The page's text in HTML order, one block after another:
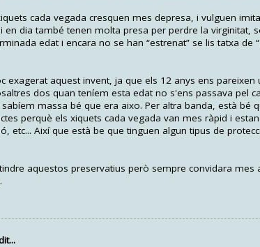
cada vegada cresquen mes depresa, i vulguen
en dia també tenen molta presa per perdre la virginitat,
edat i encara no se han “estrenat” se lis tatxa de
exagerat aquest invent, ja que els 12 anys ens pareixen
dos quan teníem esta edat no s'ens passava pel
massa bé que era aixo. Per altra banda, està bé
perquè els xiquets cada vegada van mes ràpid i
etc... Així que està be que tinguen algun tipus de
aquestos preservatius però sempre convidara mes